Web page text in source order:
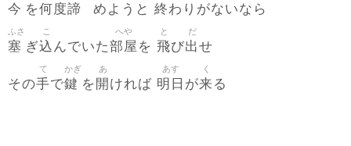
今 を何度諦 めようと 終わりがないなら
塞
ふさ
ぎ込
こ
んでいた部屋
へや
を 飛
と
び出
だ
せ
その手
て
で鍵
かぎ
を 開
あ
ければ 明日
あす
が来
く
る